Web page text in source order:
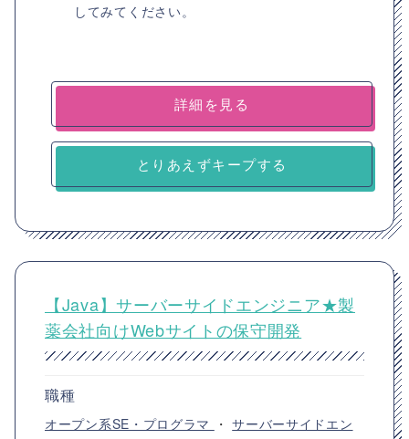
してみてください。
詳細を見る
とりあえずキープする
【Java】サーバーサイドエンジニア★製
薬会社向けWebサイトの保守開発
職種
オープン系SE・プログラマ ・サーバーサイドエン